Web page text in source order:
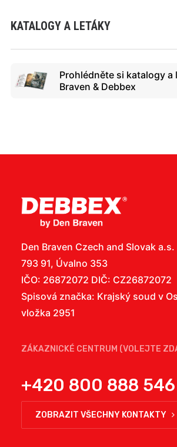
KATALOGY A LETÁKY
Prohlédněte si katalogy a
Braven & Debbex
Den Braven Czech and Slovak a.s.
793 91, Úvalno 353
IČO: 26872072 DIČ: CZ26872072
Spisová značka: Krajský soud v
vložka 2951
ZÁKAZNICKÉ CENTRUM (VOLEJTE
+420 800 888 546
ZOBRAZIT VŠECHNY KONTAKTY